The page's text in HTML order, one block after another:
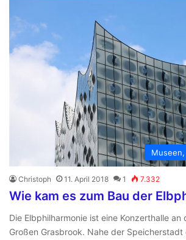
Christoph 11. April 2018 1 7.332
Wie kam es zum Bau der
Die Elbphilharmonie ist eine Konzerthalle
Großen Grasbrook. Nahe der Speicherstadt